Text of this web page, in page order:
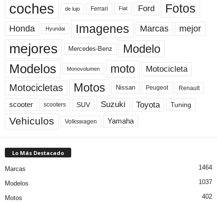
coches de lujo Ferrari Fiat Ford Fotos
Honda Hyundai Imagenes Marcas mejor
mejores Mercedes-Benz Modelo
Modelos Monovolumen moto Motocicleta
Motocicletas Motos Nissan Peugeot Renault
scooter scooters SUV Suzuki Toyota Tuning
Vehiculos Volkswagen Yamaha
Lo Más Destacado
Marcas 1464
Modelos 1037
Motos 402